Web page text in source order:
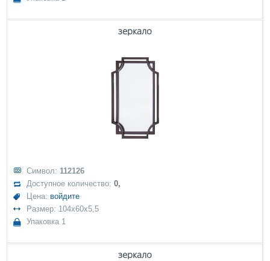
зеркало
Символ: 112126
Доступное количество:0,
Цена: войдите
Размер: 104x60x5,5
Упаковка 1
зеркало